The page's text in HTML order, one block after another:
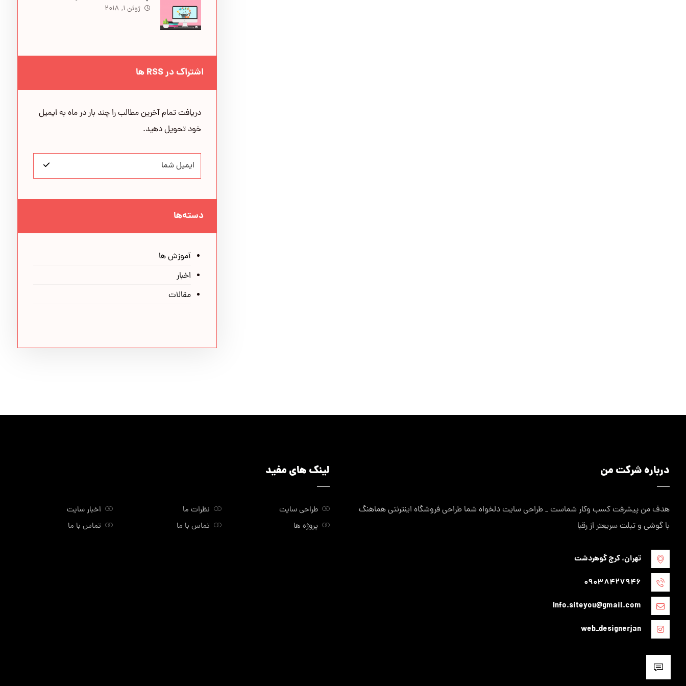
ژوئن ۱, ۲۰۱۸
اشتراک در RSS ها
دریافت تمام آخرین مطالب را چند بار در ماه به ایمیل
خود تحویل دهید.
دسته‌ها
آموزش ها
اخبار
مقالات
درباره شرکت من
هدف من پیشرفت کسب وکار شماست _ طراحی سایت دلخواه شما طراحی فروشگاه اینترنتی هماهنگ
با گوشی و تبلت سریعتر از رقبا
تهران، کرج گوهردشت
09038427946
Info.siteyou@gmail.com
web_designerjan
لینک های مفید
طراحی سایت نظرات ما
اخبار سایت
پروژه ها
تماس با ما تماس با ما